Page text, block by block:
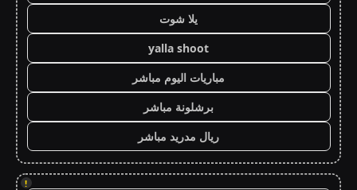
يلا شوت
yalla shoot
مباريات اليوم مباشر
برشلونة مباشر
ريال مدريد مباشر
!